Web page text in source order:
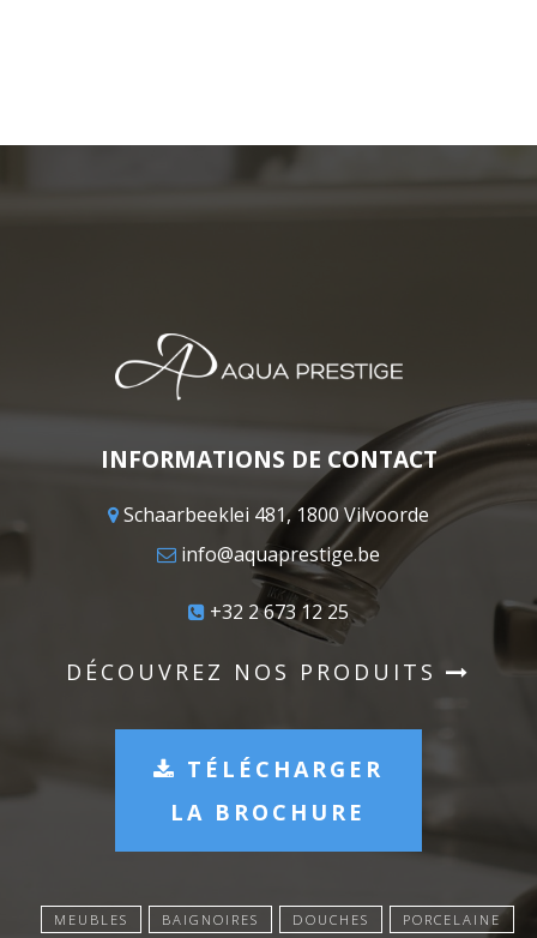
INFORMATIONS DE CONTACT
Schaarbeeklei 481, 1800 Vilvoorde
info@aquaprestige.be
+32 2 673 12 25
DÉCOUVREZ NOS PRODUITS
TÉLÉCHARGER
LA BROCHURE
MEUBLES BAIGNOIRES DOUCHES PORCELAINE